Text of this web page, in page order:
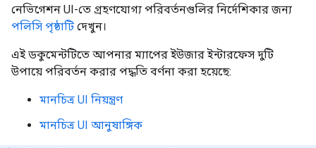
নেভিগেশন UI-তে গ্রহণযোগ্য পরিবর্তনগুলির নির্দেশিকার জন্য
পলিসি পৃষ্ঠাটি দেখুন।
এই ডকুমেন্টটিতে আপনার ম্যাপের ইউজার ইন্টারফেস দুটি
উপায়ে পরিবর্তন করার পদ্ধতি বর্ণনা করা হয়েছে:
মানচিত্র UI নিয়ন্ত্রণ
মানচিত্র UI আনুষাঙ্গিক